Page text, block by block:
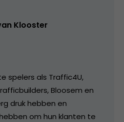
Klooster
spelers als Traffic4U,
Bloosem en
druk hebben en
om hun klanten te